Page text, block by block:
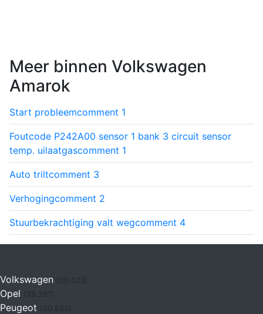
Meer binnen Volkswagen
Amarok
Start probleemcomment 1
Foutcode P242A00 sensor 1 bank 3 circuit sensor
temp. uilaatgascomment 1
Auto triltcomment 3
Verhogingcomment 2
Stuurbekrachtiging valt wegcomment 4
Volkswagen (30.623)
Opel
Peugeot